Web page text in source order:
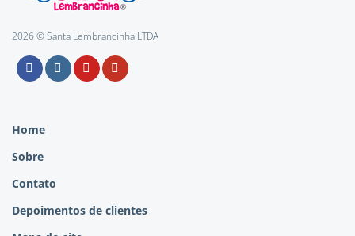
2026 © Santa Lembrancinha LTDA
Home
Sobre
Contato
Depoimentos de clientes